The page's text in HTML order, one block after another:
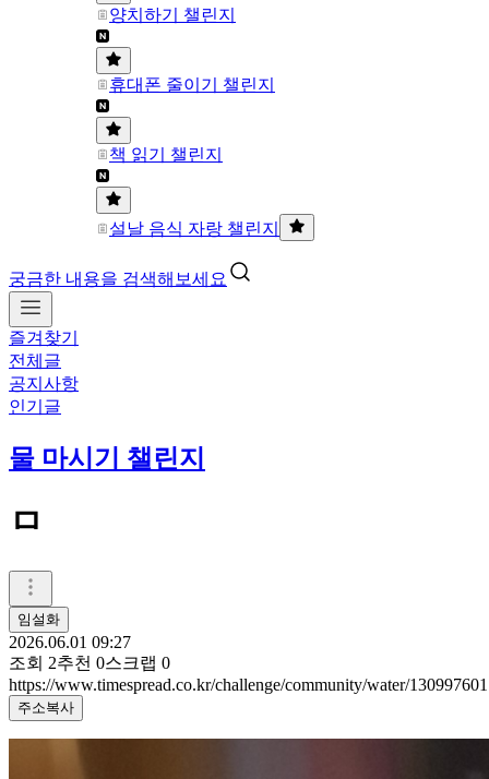
양치하기 챌린지
휴대폰 줄이기 챌린지
책 읽기 챌린지
설날 음식 자랑 챌린지
궁금한 내용을 검색해보세요
즐겨찾기
전체글
공지사항
인기글
물 마시기 챌린지
ㅁ
임설화
2026.06.01 09:27
조회 2추천 0스크랩 0
https://www.timespread.co.kr/challenge/community/water/130997601
주소복사